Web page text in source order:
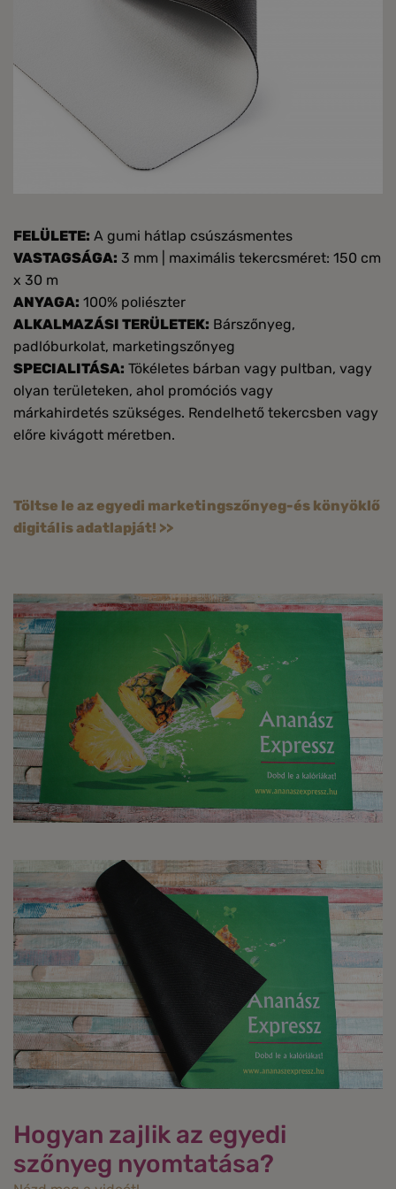
FELÜLETE: A gumi hátlap csúszásmentes
VASTAGSÁGA: 3 mm | maximális tekercsméret: 150 cm
x 30 m
ANYAGA: 100% poliészter
ALKALMAZÁSI TERÜLETEK: Bárszőnyeg,
padlóburkolat, marketingszőnyeg
SPECIALITÁSA: Tökéletes bárban vagy pultban, vagy
olyan területeken, ahol promóciós vagy
márkahirdetés szükséges. Rendelhető tekercsben vagy
előre kivágott méretben.
Töltse le az egyedi marketingszőnyeg-és könyöklő
digitális adatlapját! >>
Hogyan zajlik az egyedi
szőnyeg nyomtatása?